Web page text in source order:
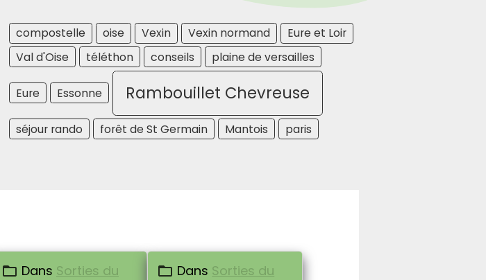
compostelle oise Vexin Vexin normand
Eure et Loir
Val d'Oise
téléthon conseils plaine de versailles
Eure Essonne Rambouillet Chevreuse
séjour rando forêt de St Germain Mantois paris
Dans Sorties du
Dans Sorties du